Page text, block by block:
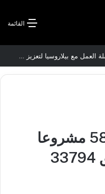
القائمة
سعيود يشدد على إلزامية استكمال جميع عمليات تعويض متضرري حرائق الغابات قبل نهاية شهر أوت
رفع العراقيل عن 589 مشروعا
استثماريا سمح بخلق 33794